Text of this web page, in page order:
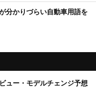
分かりづらい自動車用語を
ュー・モデルチェンジ予想